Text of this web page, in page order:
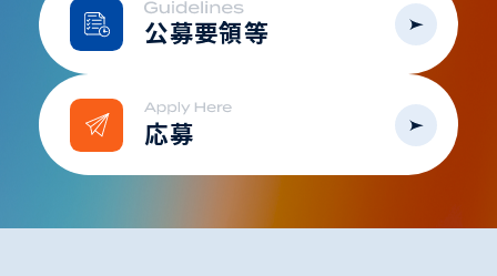
2026.04.30
GW期間中におけるお問い合わせ対応について
ゴールデンウィーク期間中にいただいたお問い
合わせにつきましては、回答までにお時間を要
公募要領等
応募